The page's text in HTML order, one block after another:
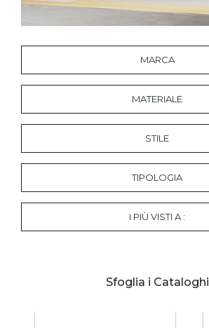
MARCA
MATERIALE
STILE
TIPOLOGIA
I PIÙ VISTI A :
Sfoglia i Cataloghi